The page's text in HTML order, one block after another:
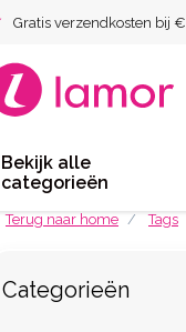
Gratis verzendkosten bij
Bekijk alle
categorieën
Terug naar home Tags
Categorieën